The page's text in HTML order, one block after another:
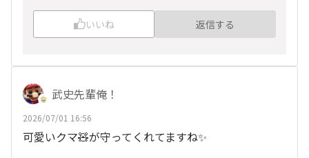
いいね 返信する
武史先輩俺！
2026/07/01 16:56
可愛いクマ🧸が守ってくれてますね✨